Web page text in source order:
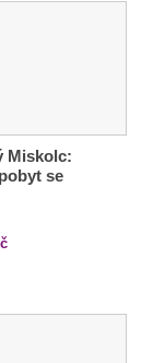
Miskolc:
se